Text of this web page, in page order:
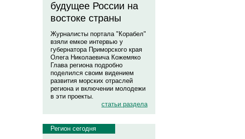
будущее России на
востоке страны
Журналисты портала "Корабел"
взяли емкое интервью у
губернатора Приморского края
Олега Николаевича Кожемяко
Глава региона подробно
поделился своим видением
развития морских отраслей
региона и включении молодежи
в эти проекты.
статьи раздела
Регион сегодня